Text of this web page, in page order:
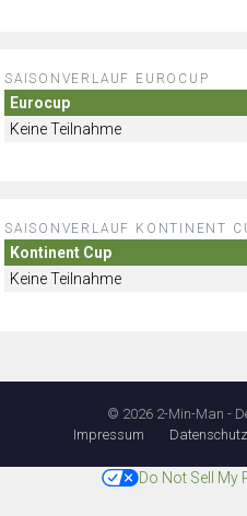
SAISONVERLAUF EUROCUP
Eurocup
Keine Teilnahme
SAISONVERLAUF KONTINENT
Kontinent Cup
Keine Teilnahme
© 2026 2-Min-Man -
Impressum
Datenschutz
Do Not Sell My